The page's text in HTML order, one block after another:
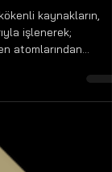
kaynakların,
atomlarından